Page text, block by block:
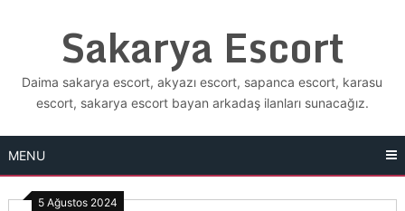
Sakarya Escort
Daima sakarya escort, akyazı escort, sapanca escort, karasu
escort, sakarya escort bayan arkadaş ilanları sunacağız.
MENU
5 Ağustos 2024